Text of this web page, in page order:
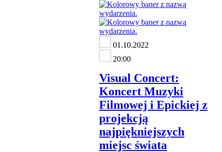
01.10.2022
20:00
Visual Concert:
Koncert Muzyki
Filmowej i Epickiej z
projekcją
najpiękniejszych
miejsc świata